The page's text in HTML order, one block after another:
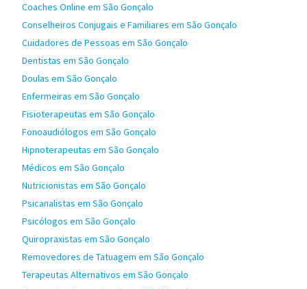
Coaches Online em São Gonçalo
Conselheiros Conjugais e Familiares em São Gonçalo
Cuidadores de Pessoas em São Gonçalo
Dentistas em São Gonçalo
Doulas em São Gonçalo
Enfermeiras em São Gonçalo
Fisioterapeutas em São Gonçalo
Fonoaudiólogos em São Gonçalo
Hipnoterapeutas em São Gonçalo
Médicos em São Gonçalo
Nutricionistas em São Gonçalo
Psicanalistas em São Gonçalo
Psicólogos em São Gonçalo
Quiropraxistas em São Gonçalo
Removedores de Tatuagem em São Gonçalo
Terapeutas Alternativos em São Gonçalo